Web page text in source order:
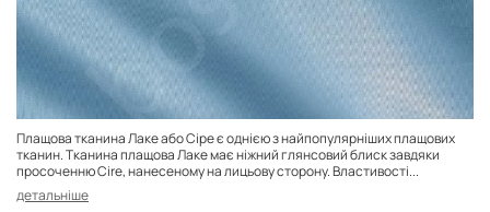
Плащова тканина Лаке або Сіре є однією з найпопулярніших плащових
тканин. Тканина плащова Лаке має ніжний глянсовий блиск завдяки
просоченню Cire, нанесеному на лицьову сторону. Властивості...
детальніше